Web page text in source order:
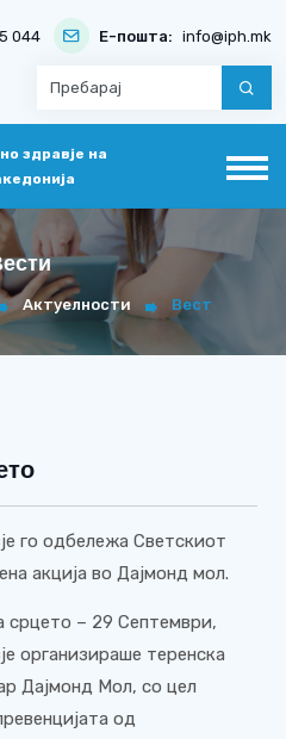
044 Е-пошта: info@iph.mk
здравје на
Актуелности Вест
го одбележа Светскиот
акција во Дајмонд мол.
срцето – 29 Септември,
организираше теренска
Дајмонд Мол, со цел
од